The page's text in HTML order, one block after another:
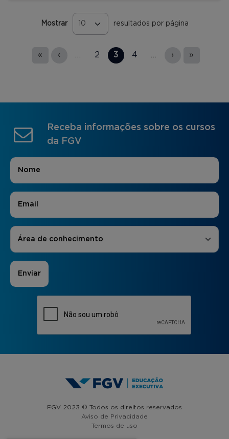
Mostrar resultados por página
« ‹ 2 3 4 › »
Receba informações sobre os cursos
da FGV
Nome
E-mail
Áreas de Interesse
Área de conhecimento
FGV 2023 © Todos os direitos reservados
Aviso de Privacidade
Termos de uso